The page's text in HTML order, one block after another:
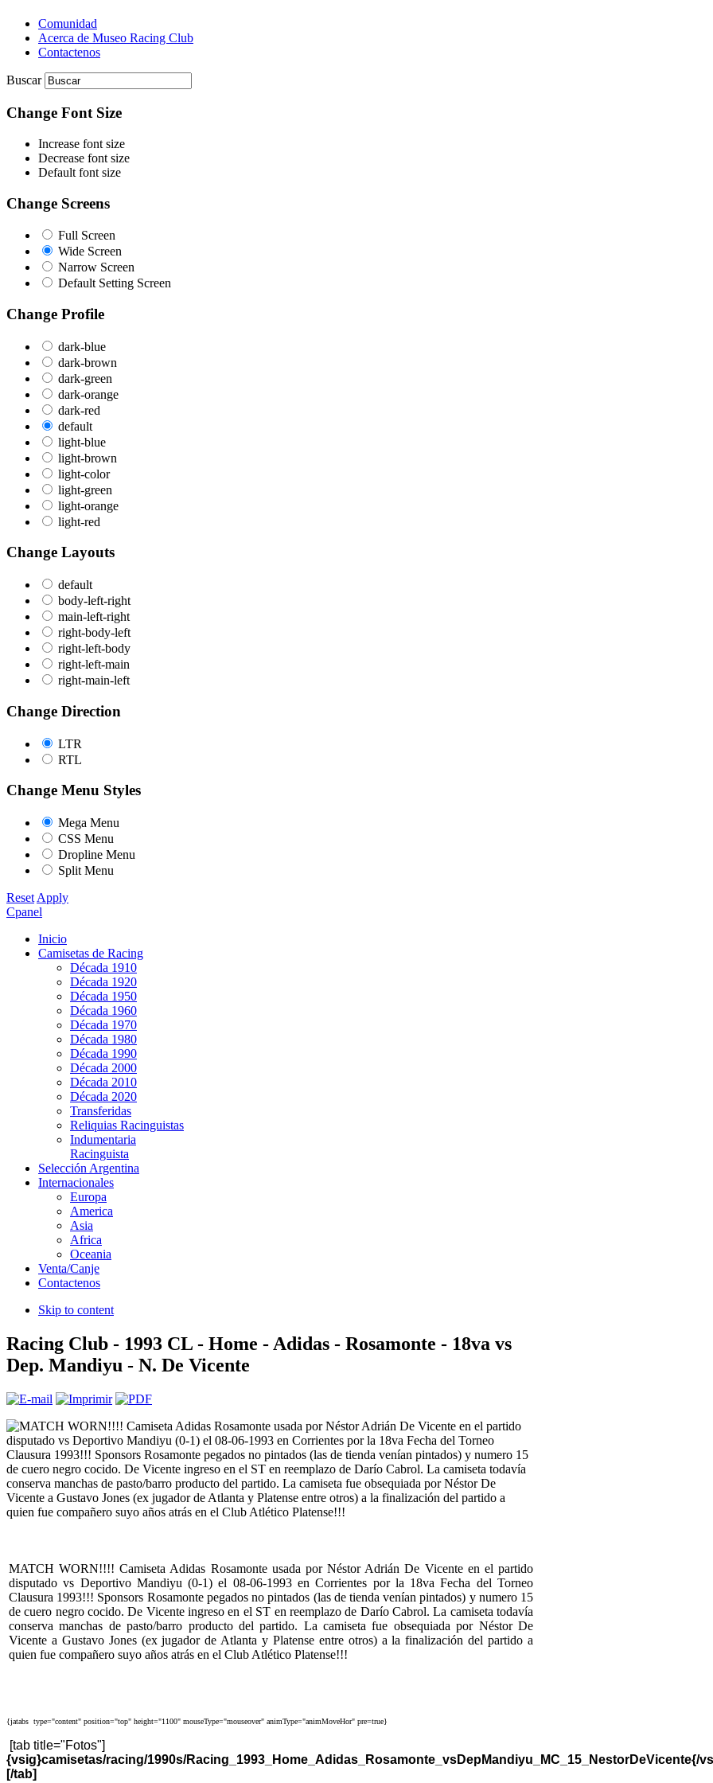
Comunidad
Acerca de Museo Racing Club
Contactenos
Buscar
Change Font Size
Increase font size
Decrease font size
Default font size
Change Screens
Full Screen
Wide Screen
Narrow Screen
Default Setting Screen
Change Profile
dark-blue
dark-brown
dark-green
dark-orange
dark-red
default
light-blue
light-brown
light-color
light-green
light-orange
light-red
Change Layouts
default
body-left-right
main-left-right
right-body-left
right-left-body
right-left-main
right-main-left
Change Direction
LTR
RTL
Change Menu Styles
Mega Menu
CSS Menu
Dropline Menu
Split Menu
Reset Apply
Cpanel
Inicio
Camisetas de Racing
Década 1910
Década 1920
Década 1950
Década 1960
Década 1970
Década 1980
Década 1990
Década 2000
Década 2010
Década 2020
Transferidas
Reliquias Racinguistas
Indumentaria
Racinguista
Selección Argentina
Internacionales
Europa
America
Asia
Africa
Oceania
Venta/Canje
Contactenos
Skip to content
Racing Club - 1993 CL - Home - Adidas - Rosamonte - 18va vs
Dep. Mandiyu - N. De Vicente
MATCH WORN!!!! Camiseta Adidas Rosamonte usada por Néstor Adrián De Vicente en el partido
disputado vs Deportivo Mandiyu (0-1) el 08-06-1993 en Corrientes por la 18va Fecha del Torneo
Clausura 1993!!! Sponsors Rosamonte pegados no pintados (las de tienda venían pintados) y numero 15
de cuero negro cocido. De Vicente ingreso en el ST en reemplazo de Darío Cabrol. La camiseta todavía
conserva manchas de pasto/barro producto del partido. La camiseta fue obsequiada por Néstor De
Vicente a Gustavo Jones (ex jugador de Atlanta y Platense entre otros) a la finalización del partido a
quien fue compañero suyo años atrás en el Club Atlético Platense!!!
{jatabs type="content" position="top" height="1100" mouseType="mouseover" animType="animMoveHor" pre=true}
[tab title="Fotos"]
{vsig}camisetas/racing/1990s/Racing_1993_Home_Adidas_Rosamonte_vsDepMandiyu_MC_15_NestorDeVicente{/
[/tab]